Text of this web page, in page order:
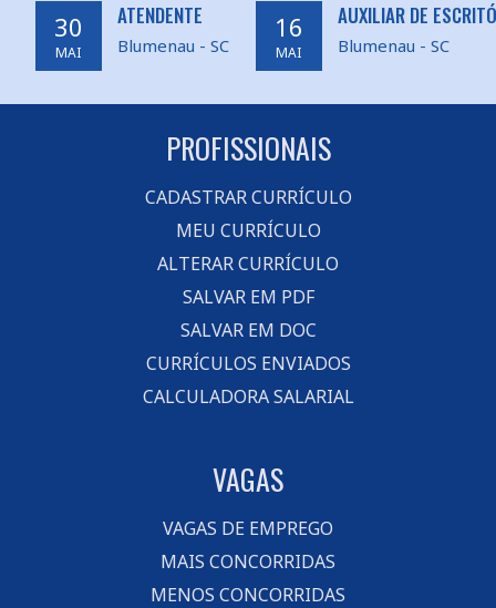
30
MAI
ATENDENTE
Blumenau - SC
16
MAI
AUXILIAR DE
Blumenau - SC
PROFISSIONAIS
CADASTRAR CURRÍCULO
MEU CURRÍCULO
ALTERAR CURRÍCULO
SALVAR EM PDF
SALVAR EM DOC
CURRÍCULOS ENVIADOS
CALCULADORA SALARIAL
VAGAS
VAGAS DE EMPREGO
MAIS CONCORRIDAS
MENOS CONCORRIDAS